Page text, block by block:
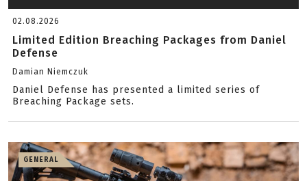
02.08.2026
Limited Edition Breaching Packages from Daniel
Defense
Damian Niemczuk
Daniel Defense has presented a limited series of
Breaching Package sets.
GENERAL